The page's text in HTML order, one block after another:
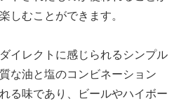
しむことができます。
イレクトに感じられるシンプル
な油と塩のコンビネーション
る味であり、ビールやハイボー